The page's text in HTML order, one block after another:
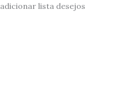
adicionar lista desejos